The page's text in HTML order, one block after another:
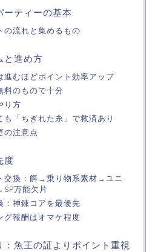
ーティーの基本
の流れと集めるもの
と進め方
進むほどポイント効率アップ
料のもので十分
り方
も「ちぎれた糸」で救済あり
の注意点
度
交換：餌→乗り物系素材→ユニ
万能欠片
：神錬コアを最優先
グ報酬はオマケ程度
：魚王の証よりポイント重視